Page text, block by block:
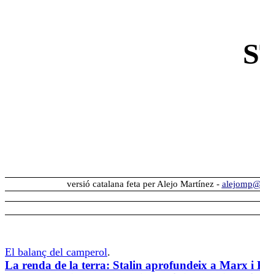
versió catalana feta per Alejo Martínez -
El balanç del camperol.
La renda de la terra: Stalin aprofundeix a Marx i